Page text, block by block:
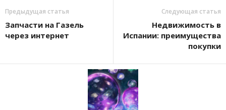
Предыдущая статья
Запчасти на Газель
через интернет
Следующая статья
Недвижимость в
Испании: преимущества
покупки